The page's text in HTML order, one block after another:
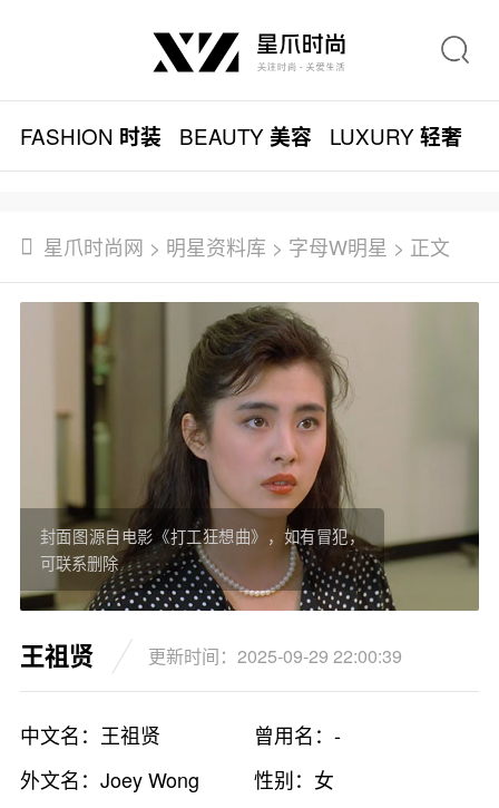
FASHION 时装 BEAUTY美容 LUXURY轻奢
星爪时尚网 > 明星资料库 > 字母W明星 > 正文
封面图源自电影《打工狂想曲》，如有冒犯，
可联系删除
王祖贤 更新时间：2025-09-29 22:00:39
中文名：王祖贤
曾用名：-
外文名：Joey Wong
性别：女